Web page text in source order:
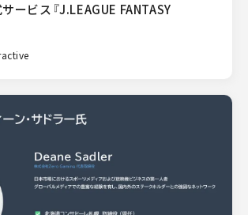
ービス『J.LEAGUE FANTASY